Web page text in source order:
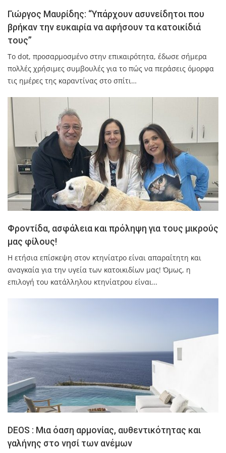
Γιώργος Μαυρίδης: “Υπάρχουν ασυνείδητοι που
βρήκαν την ευκαιρία να αφήσουν τα κατοικίδιά
τους”
To dot, προσαρμοσμένο στην επικαιρότητα, έδωσε σήμερα
πολλές χρήσιμες συμβουλές για το πώς να περάσεις όμορφα
τις ημέρες της καραντίνας στο σπίτι…
Φροντίδα, ασφάλεια και πρόληψη για τους μικρούς
μας φίλους!
Η ετήσια επίσκεψη στον κτηνίατρο είναι απαραίτητη και
αναγκαία για την υγεία των κατοικιδίων μας! Όμως, η
επιλογή του κατάλληλου κτηνίατρου είναι…
DEOS : Μια όαση αρμονίας, αυθεντικότητας και
γαλήνης στο νησί των ανέμων